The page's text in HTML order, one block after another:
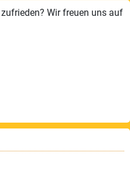
Wir freuen uns auf